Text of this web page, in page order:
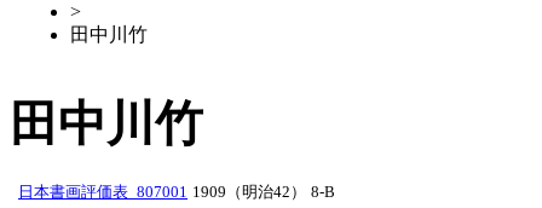
>
田中川竹
田中川竹
日本書画評価表_807001 1909（明治42） 8-B